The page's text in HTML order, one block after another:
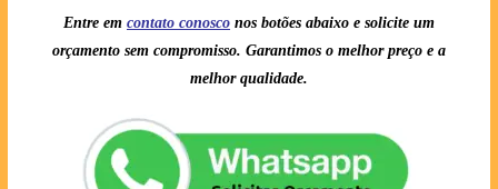
Entre em contato conosconos botões abaixo e solicite um
orçamento sem compromisso. Garantimos o melhor preço e a
melhor qualidade.